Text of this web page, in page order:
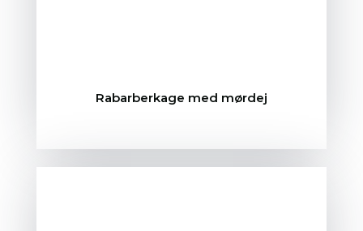
Rabarberkage med mørdej